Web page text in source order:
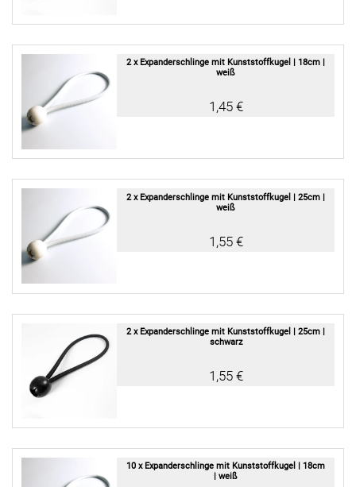
2 x Expanderschlinge mit Kunststoffkugel | 18cm |
weiß
1,45 €
2 x Expanderschlinge mit Kunststoffkugel | 25cm |
weiß
1,55 €
2 x Expanderschlinge mit Kunststoffkugel | 25cm |
schwarz
1,55 €
10 x Expanderschlinge mit Kunststoffkugel | 18cm
| weiß